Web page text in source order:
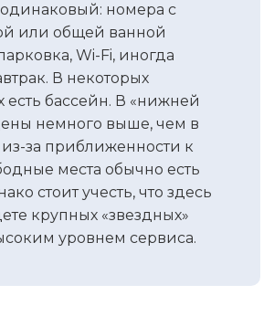
номера с
или общей ванной
Wi-Fi, иногда
В некоторых
есть бассейн. В «нижней
немного выше, чем в
из-за приближенности к
места обычно есть
стоит учесть, что здесь
крупных «звездных»
уровнем сервиса.